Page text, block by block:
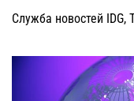
Служба новостей IDG,